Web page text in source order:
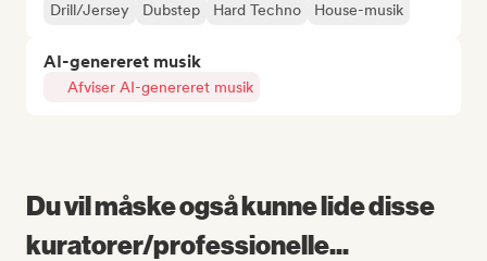
Drill/Jersey
Dubstep Hard Techno House-musik
AI-genereret musik
Afviser AI-genereret musik
Du vil måske også kunne lide disse
kuratorer/professionelle...